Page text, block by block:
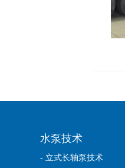
水泵技术
- 立式长轴泵技术